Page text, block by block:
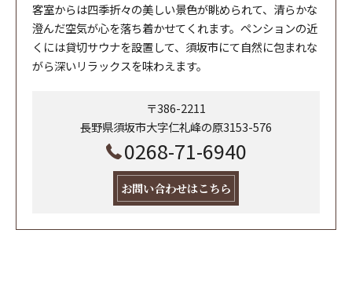
客室からは四季折々の美しい景色が眺められて、清らかな
澄んだ空気が心を落ち着かせてくれます。ペンションの近
くには貸切サウナを設置して、須坂市にて自然に包まれな
がら深いリラックスを味わえます。
〒386-2211
長野県須坂市大字仁礼峰の原3153-576
0268-71-6940
お問い合わせはこちら